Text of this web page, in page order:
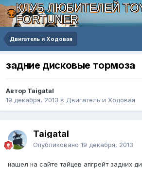
КЛУБ ЛЮБИТЕЛЕЙ
FORTUNER
Двигатель и Ходовая
задние дисковые тормоза
Автор Taigatal
19 декабря, 2013 в Двигатель и Ходовая
Taigatal
Опубликовано 19 декабря, 2013
нашел на сайте тайцев апгрейт задних